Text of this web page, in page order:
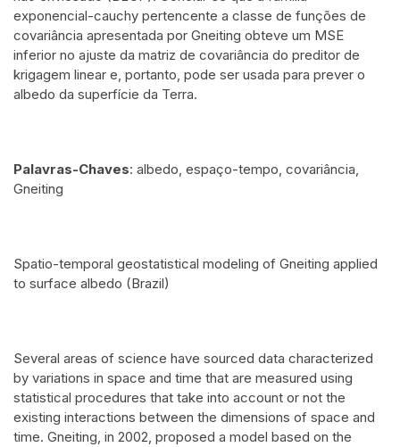
exponencial-cauchy pertencente a classe de funções de
covariância apresentada por Gneiting obteve um MSE
inferior no ajuste da matriz de covariância do preditor de
krigagem linear e, portanto, pode ser usada para prever o
albedo da superfície da Terra.
Palavras-Chaves: albedo, espaço-tempo, covariância,
Gneiting
Spatio-temporal geostatistical modeling of Gneiting applied
to surface albedo (Brazil)
Several areas of science have sourced data characterized
by variations in space and time that are measured using
statistical procedures that take into account or not the
existing interactions between the dimensions of space and
time. Gneiting, in 2002, proposed a model based on the